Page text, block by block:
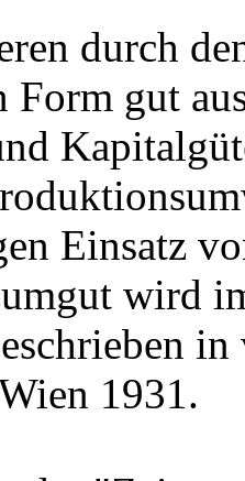
durch
gut
Einsatz
wird
1931.